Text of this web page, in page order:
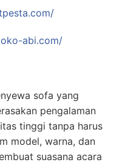
abi.com/
sofa yang
pengalaman
tinggi tanpa harus
model, warna, dan
suasana acara